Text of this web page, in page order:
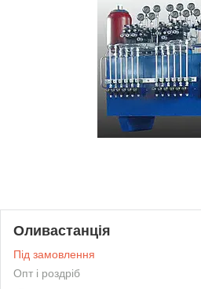
Оливастанція
Під замовлення
Опт і роздріб